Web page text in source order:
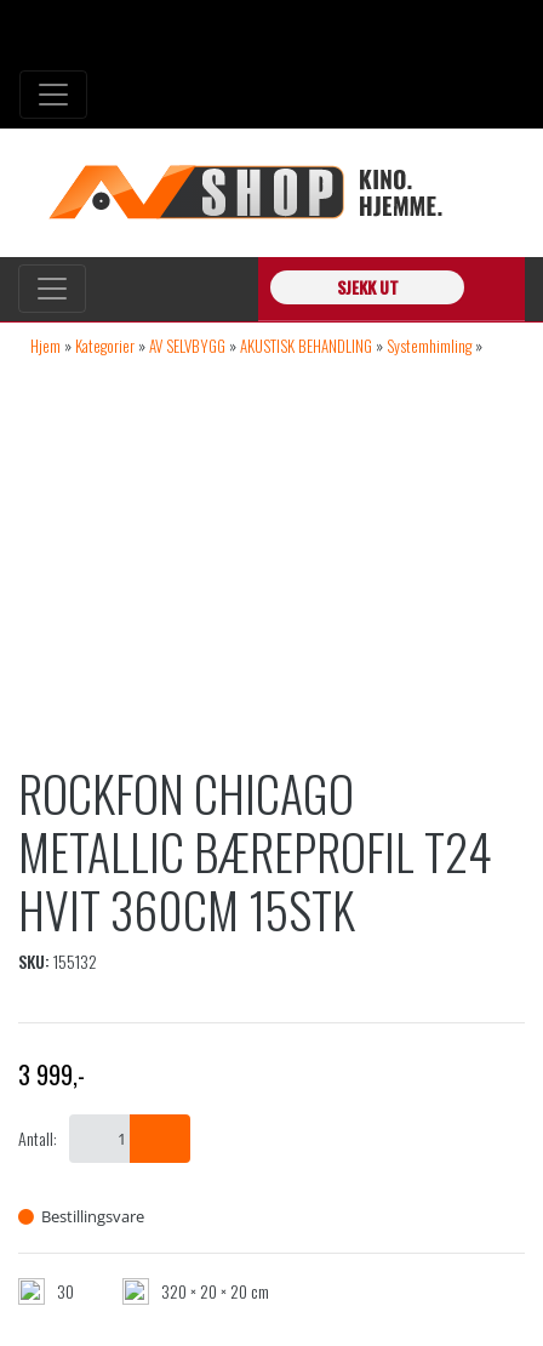
SJEKK UT
Hjem » Kategorier »AV SELVBYGG »AKUSTISK BEHANDLING » Systemhimling»
ROCKFON CHICAGO
METALLIC BÆREPROFIL T24
HVIT 360CM 15STK
SKU:155132
3 999,-
Antall:
Bestillingsvare
30 320 × 20 × 20 cm